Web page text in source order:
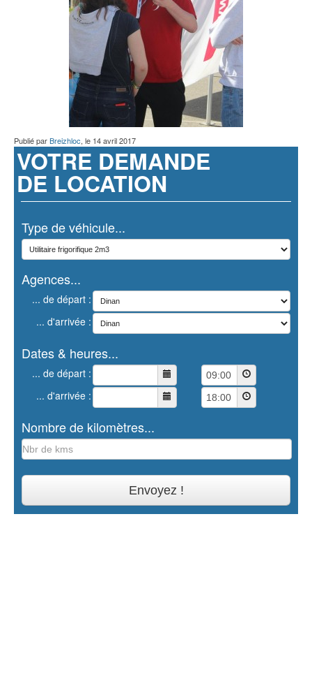
Publié parBreizhloc, le 14 avril 2017
VOTRE DEMANDE
DE LOCATION
Type de véhicule...
Agences...
... de départ :
... d'arrivée :
Dates & heures...
... de départ :
... d'arrivée :
Nombre de kilomètres...